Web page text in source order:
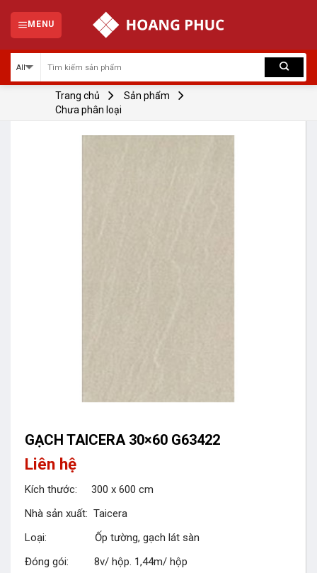
content
MENU
Trang chủ
Sản phẩm
Chưa phân loại
GẠCH TAICERA 30×60 G63422
Liên hệ
Kích thước: 300 x 600 cm
Nhà sản xuất: Taicera
Loại: Ốp tường, gạch lát sàn
Đóng gói: 8v/ hộp. 1,44m/ hộp